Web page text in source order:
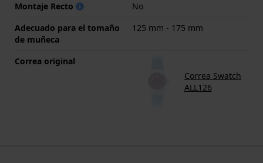
Montaje Recto
No
Adecuado para el tomaño
de muñeca
125 mm - 175 mm
Correa original
Correa Swatch
ALL126